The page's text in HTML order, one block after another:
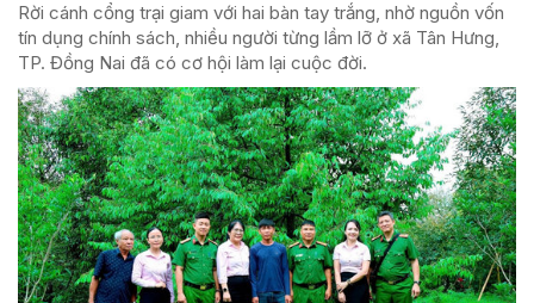
Rời cánh cổng trại giam với hai bàn tay trắng, nhờ nguồn vốn
tín dụng chính sách, nhiều người từng lầm lỡ ở xã Tân Hưng,
TP. Đồng Nai đã có cơ hội làm lại cuộc đời.